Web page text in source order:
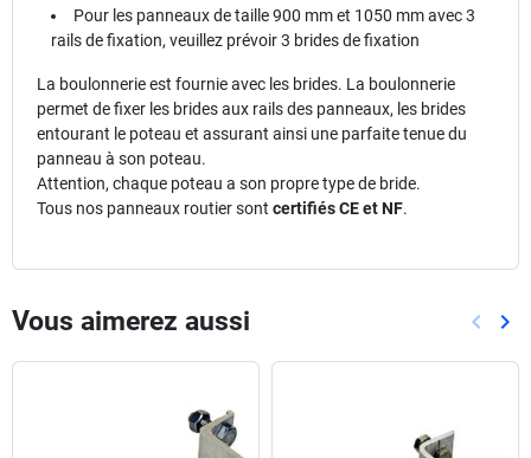
Pour les panneaux de taille 900 mm et 1050 mm avec 3
rails de fixation, veuillez prévoir 3 brides de fixation
La boulonnerie est fournie avec les brides. La boulonnerie
permet de fixer les brides aux rails des panneaux, les brides
entourant le poteau et assurant ainsi une parfaite tenue du
panneau à son poteau.
Attention, chaque poteau a son propre type de bride.
Tous nos panneaux routier sont certifiés CE et NF.
Vous aimerez aussi keyboard_arrow_left keyboard_arrow_right